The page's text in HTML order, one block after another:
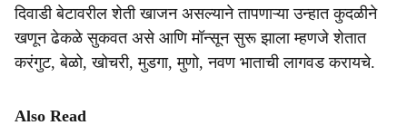
दिवाडी बेटावरील शेती खाजन असल्याने तापणाऱ्या उन्हात कुदळीने
खणून ढेकळे सुकवत असे आणि मॉन्सून सुरू झाला म्हणजे शेतात
करंगुट, बेळो, खोचरी, मुडगा, मुणो, नवण भाताची लागवड करायचे.
Also Read